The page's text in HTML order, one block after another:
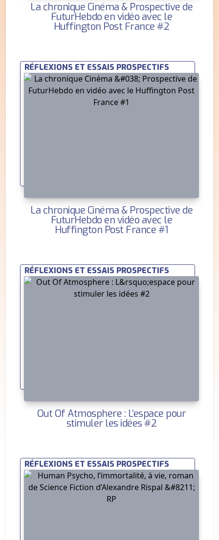
La chronique Cinéma & Prospective de
FuturHebdo en vidéo avec le
Huffington Post France #2
RÉFLEXIONS ET ESSAIS PROSPECTIFS
La chronique Cinéma & Prospective de
FuturHebdo en vidéo avec le
Huffington Post France #1
RÉFLEXIONS ET ESSAIS PROSPECTIFS
Out Of Atmosphere : L’espace pour
stimuler les idées #2
RÉFLEXIONS ET ESSAIS PROSPECTIFS